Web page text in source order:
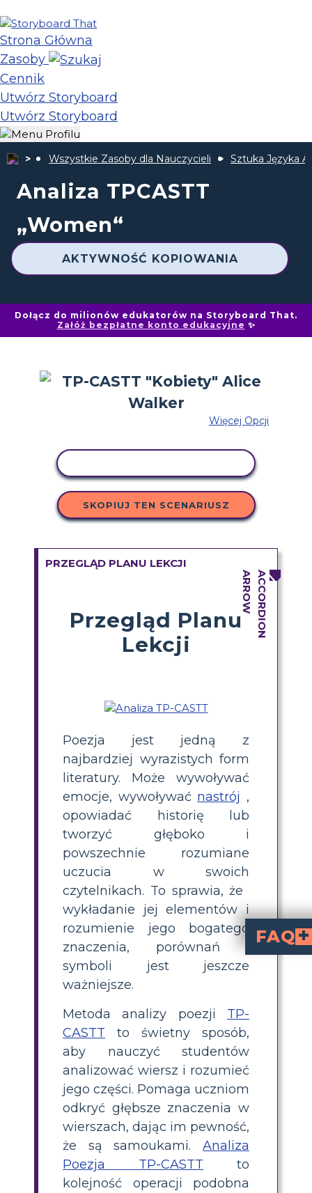
Strona Główna
Zasoby
Cennik
Utwórz Storyboard
Utwórz Storyboard
Wszystkie Zasoby dla Nauczycieli Sztuka Języka
Analiza TPCASTT
„Women“
AKTYWNOŚĆ KOPIOWANIA
Dołącz do milionów edukatorów na Storyboard That.
Załóż bezpłatne konto edukacyjne ✨
Więcej Opcji
SKOPIUJ TEN SCENARIUSZ
PRZEGLĄD PLANU LEKCJI
Przegląd Planu
Lekcji
Poezja jest jedną z
najbardziej wyrazistych form
literatury. Może wywoływać
emocje, wywoływać nastrój ,
opowiadać historię lub
tworzyć głęboko i
powszechnie rozumiane
uczucia w swoich
czytelnikach. To sprawia, że ​​
wykładanie jej elementów i
rozumienie jego bogatego
znaczenia, porównań i
symboli jest jeszcze
ważniejsze.
Metoda analizy poezji TP-
CASTT to świetny sposób,
aby nauczyć studentów
analizować wiersz i rozumieć
jego części. Pomaga uczniom
odkryć głębsze znaczenia w
wierszach, dając im pewność,
że są samoukami. Analiza
Poezja TP-CASTT to
kolejność operacji podobna
FAQ